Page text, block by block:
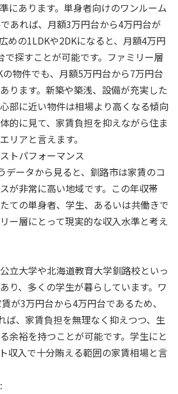
にあります。単身者向けのワンルーム
あれば、月額3万円台から4万円台が
めの1LDKや2DKになると、月額4万円
で探すことが可能です。ファミリー層
物件でも、月額5万円台から7万円台
ります。新築や築浅、設備が充実した
部に近い物件は相場より高くなる傾向
的に見て、家賃負担を抑えながら住ま
リアと言えます。
トパフォーマンス
データから見ると、釧路市は家賃のコ
が非常に高い地域です。この年収帯
ての単身者、学生、あるいは共働きで
ー層にとって現実的な収入水準と考え
立大学や北海道教育大学釧路校といっ
り、多くの学生が暮らしています。ワ
が3万円台から4万円台であるため、
ば、家賃負担を無理なく抑えつつ、生
余裕を持つことが可能です。学生にと
収入で十分賄える範囲の家賃相場と言